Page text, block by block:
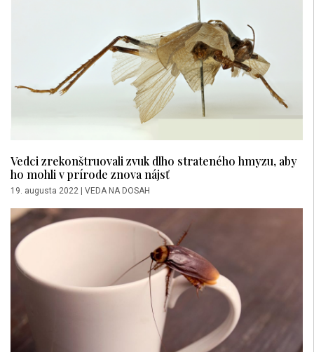
Vedci zrekonštruovali zvuk dlho strateného hmyzu, aby
ho mohli v prírode znova nájsť
19. augusta 2022 VEDA NA DOSAH